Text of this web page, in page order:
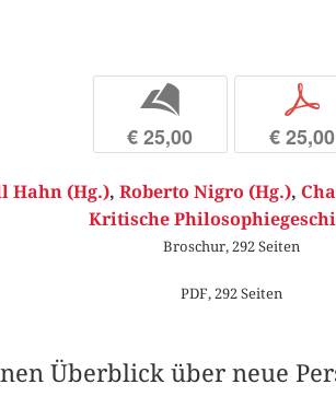
b
€ 25,00
p
€ 25,00
Hahn (Hg.), Roberto Nigro (Hg.),
Kritische
Broschur, 292 Seiten
PDF, 292 Seiten
Überblick über neue